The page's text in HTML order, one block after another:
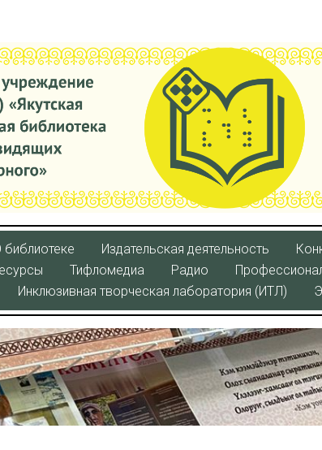
библиотеке Издательская деятельность
Тифломедиа Радио
Инклюзивная творческая лаборатория (ИТЛ)